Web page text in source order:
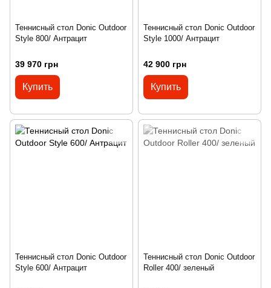
Теннисный стол Donic Outdoor
Style 800/ Антрацит
39 970 грн
Купить
Теннисный стол Donic Outdoor
Style 1000/ Антрацит
42 900 грн
Купить
Теннисный стол Donic Outdoor
Style 600/ Антрацит
Теннисный стол Donic Outdoor
Roller 400/ зеленый